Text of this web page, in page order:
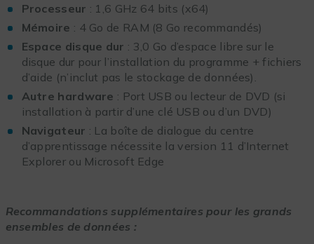
Processeur : 1,6 GHz 64 bits (x64)
Mémoire : 4 Go de RAM (8 Go recommandés)
Espace disque dur : 3,0 Go d’espace libre sur le
disque dur pour l’installation du programme + fichiers
d’aide (n’inclut pas le stockage de données).
Autre hardware : Port USB ou lecteur de DVD (si
installation à partir d’une clé USB ou d’un DVD)
Navigateur : La boîte de dialogue du centre
d’apprentissage nécessite la version 11 d’Internet
Explorer ou Microsoft Edge
Recommandations supplémentaires pour les grands
ensembles de données :